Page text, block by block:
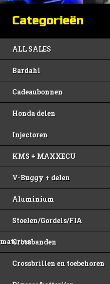
Categorieën
ALL SALES
Bardahl
Cadeaubonnen
Honda delen
Injectoren
KMS + MAXXECU
V-Buggy + delen
Aluminium
Stoelen/Gordels/FIA
materiaal
Crossbanden
Crossbrillen en toebehoren